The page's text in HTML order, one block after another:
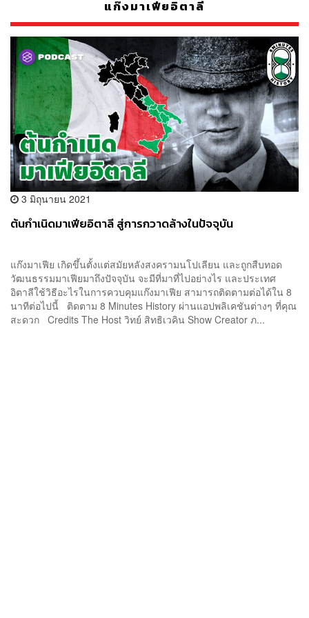
แก๊งมาเฟียอิตาลี
3 มิถุนายน 2021
ต้นกำเนิดมาเฟียอิตาลี สู่การกวาดล้างในปัจจุบัน
แก๊งมาเฟีย เกิดขึ้นตั้งแต่สมัยหลังสงครามนโปเลียน และถูกสืบทอด
วัฒนธรรมมาเฟียมาถึงปัจจุบัน จะมีที่มาที่ไปอย่างไร และประเทศ
อิตาลีใช้วิธีอะไรในการควบคุมแก๊งมาเฟีย สามารถติดตามต่อได้ใน 8
นาทีต่อไปนี้ ติดตาม 8 Minutes History ผ่านแอปพลิเคชันต่างๆ ที่คุณ
สะดวก Credits The Host วิทย์ สิทธิเวคิน Show Creator ภ...